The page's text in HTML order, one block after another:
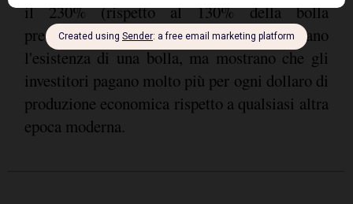
il 230% (rispetto al 130% della bolla
precedente). Questi indicatori non provano
l'esistenza di una bolla, ma mostrano che gli
investitori pagano molto più per ogni dollaro di
produzione economica rispetto a qualsiasi altra
epoca moderna.